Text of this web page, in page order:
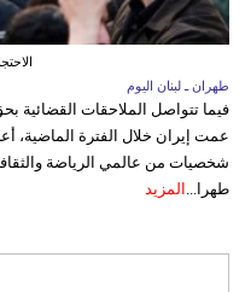
طهران ـ لبنان اليوم
فيما تتواصل الملاحقات القضائية
عمت إيران خلال الفترة الماضية،
شخصيات من عالمي الرياضة
طهرا... المزيد